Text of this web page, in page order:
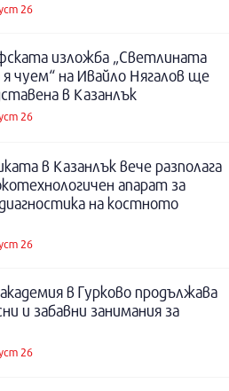
26
изложба „Светлината
чуем“ на Ивайло Нягалов ще
в Казанлък
26
в Казанлък вече разполага
апарат за
на костното
26
в Гурково продължава
и забавни занимания за
26